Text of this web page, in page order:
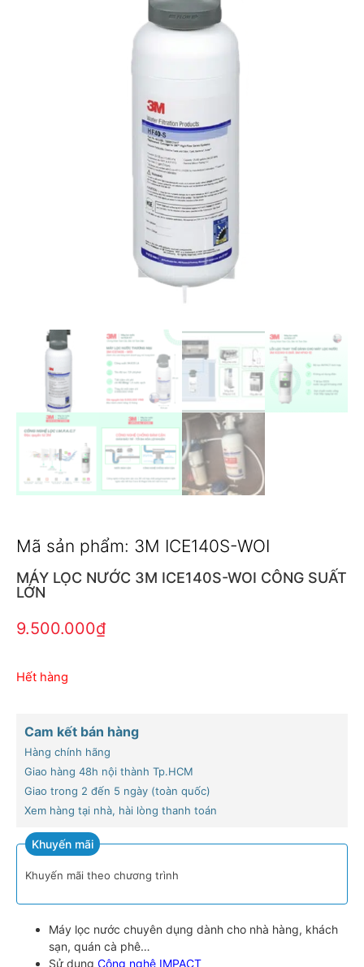
Mã sản phẩm: 3M ICE140S-WOI
MÁY LỌC NƯỚC 3M ICE140S-WOI CÔNG SUẤT
LỚN
9.500.000₫
Hết hàng
Cam kết bán hàng
Hàng chính hãng
Giao hàng 48h nội thành Tp.HCM
Giao trong 2 đến 5 ngày (toàn quốc)
Xem hàng tại nhà, hài lòng thanh toán
Khuyến mãi
Khuyến mãi theo chương trình
Máy lọc nước chuyên dụng dành cho nhà hàng, khách
sạn, quán cà phê…
Sử dụng Công nghệ IMPACT